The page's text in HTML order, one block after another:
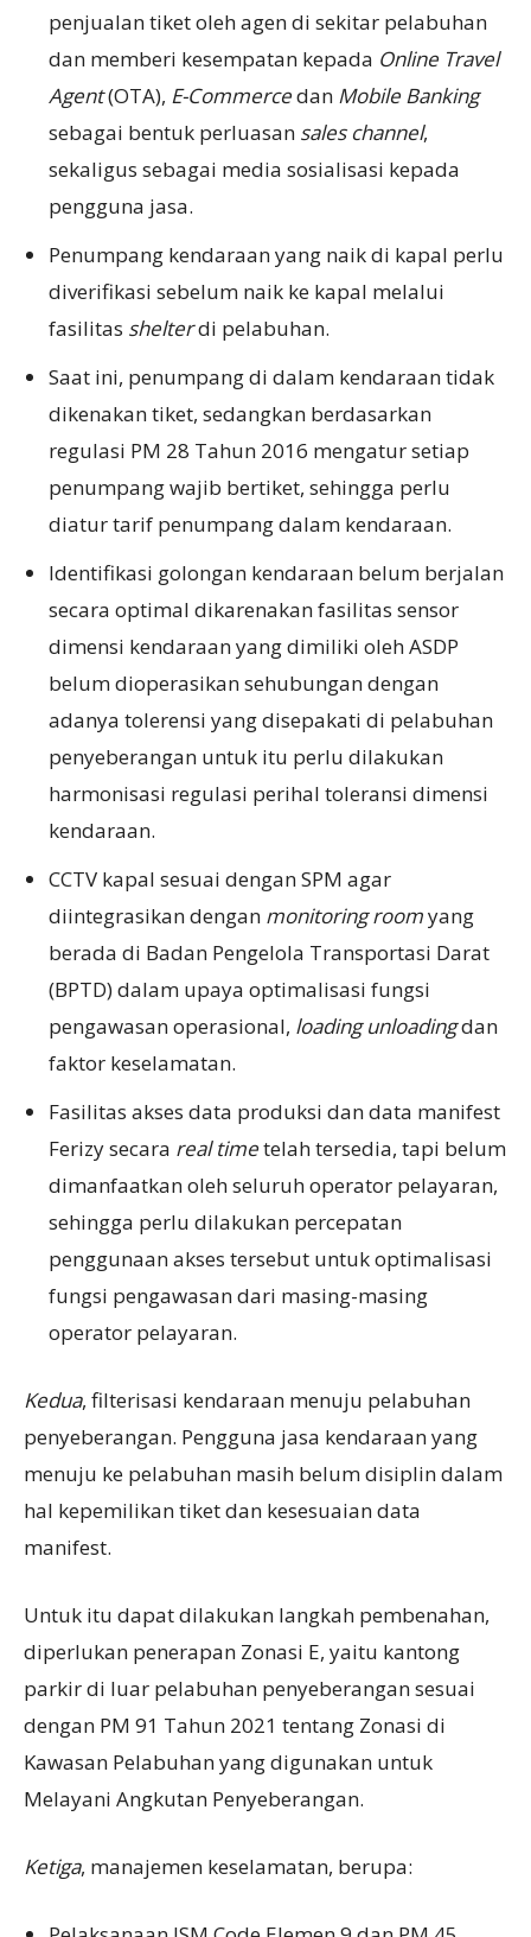
penjualan tiket oleh agen di sekitar pelabuhan
dan memberi kesempatan kepada Online Travel
Agent(OTA), E-Commercedan Mobile Banking
sebagai bentuk perluasan sales channel,
sekaligus sebagai media sosialisasi kepada
pengguna jasa.
Penumpang kendaraan yang naik di kapal perlu
diverifikasi sebelum naik ke kapal melalui
fasilitas shelterdi pelabuhan.
Saat ini, penumpang di dalam kendaraan tidak
dikenakan tiket, sedangkan berdasarkan
regulasi PM 28 Tahun 2016 mengatur setiap
penumpang wajib bertiket, sehingga perlu
diatur tarif penumpang dalam kendaraan.
Identifikasi golongan kendaraan belum berjalan
secara optimal dikarenakan fasilitas sensor
dimensi kendaraan yang dimiliki oleh ASDP
belum dioperasikan sehubungan dengan
adanya tolerensi yang disepakati di pelabuhan
penyeberangan untuk itu perlu dilakukan
harmonisasi regulasi perihal toleransi dimensi
kendaraan.
CCTV kapal sesuai dengan SPM agar
diintegrasikan dengan monitoring roomyang
berada di Badan Pengelola Transportasi Darat
(BPTD) dalam upaya optimalisasi fungsi
pengawasan operasional, loading unloadingdan
faktor keselamatan.
Fasilitas akses data produksi dan data manifest
Ferizy secara real timetelah tersedia, tapi belum
dimanfaatkan oleh seluruh operator pelayaran,
sehingga perlu dilakukan percepatan
penggunaan akses tersebut untuk optimalisasi
fungsi pengawasan dari masing-masing
operator pelayaran.
Kedua, filterisasi kendaraan menuju pelabuhan
penyeberangan. Pengguna jasa kendaraan yang
menuju ke pelabuhan masih belum disiplin dalam
hal kepemilikan tiket dan kesesuaian data
manifest.
Untuk itu dapat dilakukan langkah pembenahan,
diperlukan penerapan Zonasi E, yaitu kantong
parkir di luar pelabuhan penyeberangan sesuai
dengan PM 91 Tahun 2021 tentang Zonasi di
Kawasan Pelabuhan yang digunakan untuk
Melayani Angkutan Penyeberangan.
Ketiga, manajemen keselamatan, berupa: